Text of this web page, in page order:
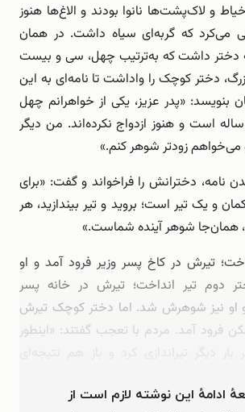
و لاک‌پشت‌ها نانوا بودند و الاغ‌ها هنوز
می‌کرد که گربه‌ای سیاه داشت. در همان
دختر داشت که به‌ترتیب چهل، سی و بیست
دختر کوچک را واداشت تا نامه‌ای به این
بنویسد: «پدر عزیز، یکی از خواهرانم چهل
است و هنوز ازدواج نکرده‌اند. من دیگر
می‌خواهم زودتر شوهر کنم.»
نامه، دخترانش را فراخواند و گفت: «برای
و یک تیر است؛ بروید و تیر بیندازید، هر
همان‌جا شوهر آینده شماست.»
تیرش در کاخ پسر وزیر فرود آمد و او
تیر انداخت؛ تیرش در خانه پسر
و او نیز شوهرش شد. اما دختر کوچک تیرش
فرود آمد. مردم با تعجب گفتند: «اینطور
ادامهٔ این نوشته لازم است از